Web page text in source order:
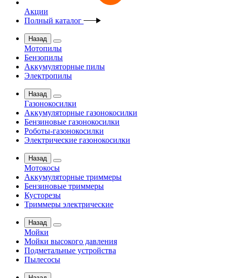
Акции
Полный каталог
Назад
Мотопилы
Бензопилы
Аккумуляторные пилы
Электропилы
Назад
Газонокосилки
Аккумуляторные газонокосилки
Бензиновые газонокосилки
Роботы-газонокосилки
Электрические газонокосилки
Назад
Мотокосы
Аккумуляторные триммеры
Бензиновые триммеры
Кусторезы
Триммеры электрические
Назад
Мойки
Мойки высокого давления
Подметальные устройства
Пылесосы